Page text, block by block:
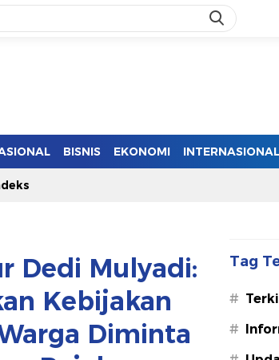
BISNIS EKONOMI INTERNASIONAL
Dedi Mulyadi:
Kebijakan
Diminta
Tag
#
#